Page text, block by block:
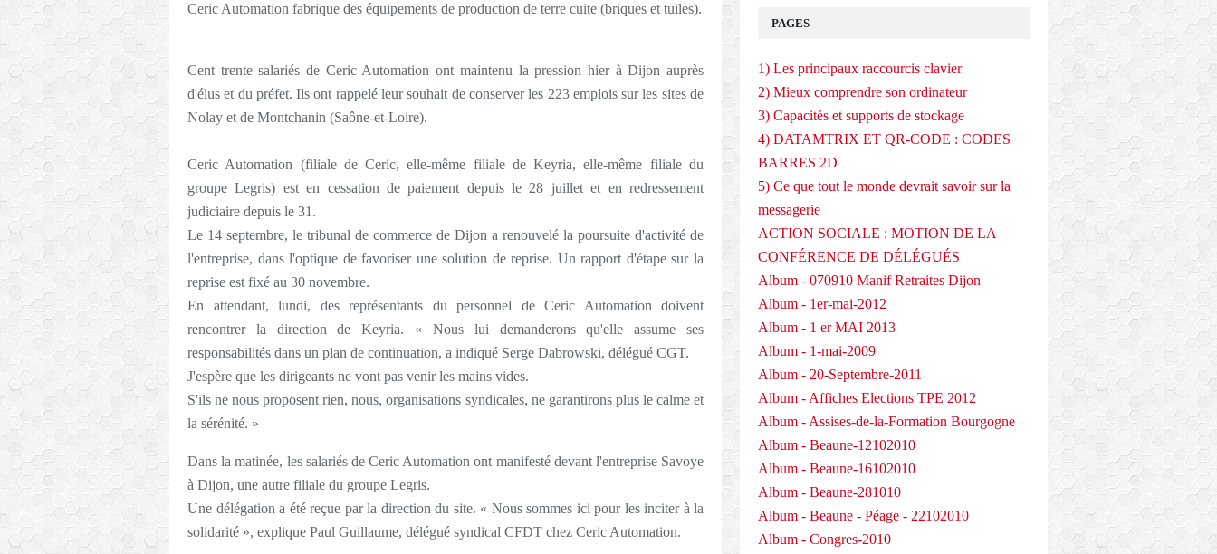
Ceric Automation fabrique des équipements de production de terre cuite (briques et tuiles).
Cent trente salariés de Ceric Automation ont maintenu la pression hier à Dijon auprès
d'élus et du préfet. Ils ont rappelé leur souhait de conserver les 223 emplois sur les sites de
Nolay et de Montchanin (Saône-et-Loire).
Ceric Automation (filiale de Ceric, elle-même filiale de Keyria, elle-même filiale du
groupe Legris) est en cessation de paiement depuis le 28 juillet et en redressement
judiciaire depuis le 31.
Le 14 septembre, le tribunal de commerce de Dijon a renouvelé la poursuite d'activité de
l'entreprise, dans l'optique de favoriser une solution de reprise. Un rapport d'étape sur la
reprise est fixé au 30 novembre.
En attendant, lundi, des représentants du personnel de Ceric Automation doivent
rencontrer la direction de Keyria. « Nous lui demanderons qu'elle assume ses
responsabilités dans un plan de continuation, a indiqué Serge Dabrowski, délégué CGT.
J'espère que les dirigeants ne vont pas venir les mains vides.
S'ils ne nous proposent rien, nous, organisations syndicales, ne garantirons plus le calme et
la sérénité. »
Dans la matinée, les salariés de Ceric Automation ont manifesté devant l'entreprise Savoye
à Dijon, une autre filiale du groupe Legris.
Une délégation a été reçue par la direction du site. « Nous sommes ici pour les inciter à la
solidarité », explique Paul Guillaume, délégué syndical CFDT chez Ceric Automation.
PAGES
1) Les principaux raccourcis clavier
2) Mieux comprendre son ordinateur
3) Capacités et supports de stockage
4) DATAMTRIX ET QR-CODE : CODES
BARRES 2D
5) Ce que tout le monde devrait savoir sur la
messagerie
ACTION SOCIALE : MOTION DE LA
CONFÉRENCE DE DÉLÉGUÉS
Album - 070910 Manif Retraites Dijon
Album - 1er-mai-2012
Album - 1 er MAI 2013
Album - 1-mai-2009
Album - 20-Septembre-2011
Album - Affiches Elections TPE 2012
Album - Assises-de-la-Formation Bourgogne
Album - Beaune-12102010
Album - Beaune-16102010
Album - Beaune-281010
Album - Beaune - Péage - 22102010
Album - Congres-2010